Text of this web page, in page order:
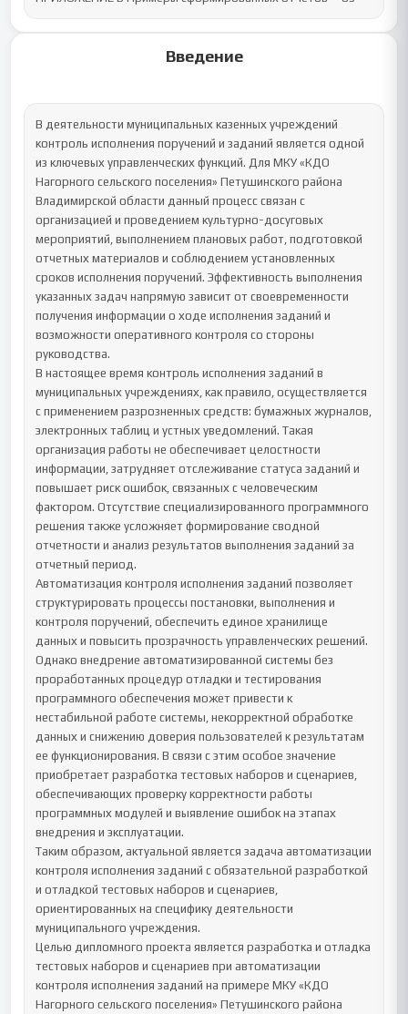
Введение
В деятельности муниципальных казенных учреждений
контроль исполнения поручений и заданий является одной
из ключевых управленческих функций. Для МКУ «КДО
Нагорного сельского поселения» Петушинского района
Владимирской области данный процесс связан с
организацией и проведением культурно-досуговых
мероприятий, выполнением плановых работ, подготовкой
отчетных материалов и соблюдением установленных
сроков исполнения поручений. Эффективность выполнения
указанных задач напрямую зависит от своевременности
получения информации о ходе исполнения заданий и
возможности оперативного контроля со стороны
руководства.
В настоящее время контроль исполнения заданий в
муниципальных учреждениях, как правило, осуществляется
с применением разрозненных средств: бумажных журналов,
электронных таблиц и устных уведомлений. Такая
организация работы не обеспечивает целостности
информации, затрудняет отслеживание статуса заданий и
повышает риск ошибок, связанных с человеческим
фактором. Отсутствие специализированного программного
решения также усложняет формирование сводной
отчетности и анализ результатов выполнения заданий за
отчетный период.
Автоматизация контроля исполнения заданий позволяет
структурировать процессы постановки, выполнения и
контроля поручений, обеспечить единое хранилище
данных и повысить прозрачность управленческих решений.
Однако внедрение автоматизированной системы без
проработанных процедур отладки и тестирования
программного обеспечения может привести к
нестабильной работе системы, некорректной обработке
данных и снижению доверия пользователей к результатам
ее функционирования. В связи с этим особое значение
приобретает разработка тестовых наборов и сценариев,
обеспечивающих проверку корректности работы
программных модулей и выявление ошибок на этапах
внедрения и эксплуатации.
Таким образом, актуальной является задача автоматизации
контроля исполнения заданий с обязательной разработкой
и отладкой тестовых наборов и сценариев,
ориентированных на специфику деятельности
муниципального учреждения.
Целью дипломного проекта является разработка и отладка
тестовых наборов и сценариев при автоматизации
контроля исполнения заданий на примере МКУ «КДО
Нагорного сельского поселения» Петушинского района